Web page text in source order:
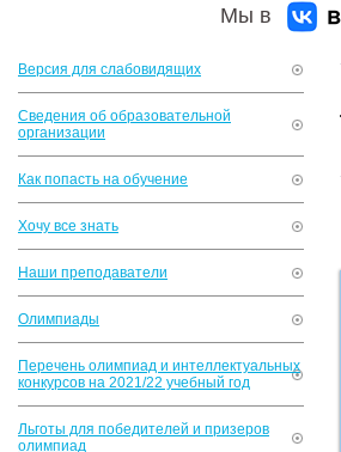
Мы в
Версия для слабовидящих
Сведения об образовательной
организации
Как попасть на обучение
Хочу все знать
Наши преподаватели
Олимпиады
Перечень олимпиад и интеллектуальных
конкурсов на 2021/22 учебный год
Льготы для победителей и призеров
олимпиад